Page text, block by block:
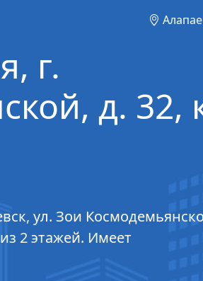
г.
д. 32,
ул. Зои
2 этажей. Имеет